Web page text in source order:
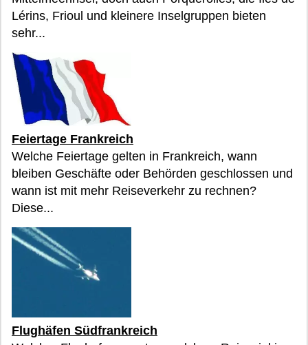
Lérins, Frioul und kleinere Inselgruppen bieten
sehr...
Feiertage Frankreich
Welche Feiertage gelten in Frankreich, wann
bleiben Geschäfte oder Behörden geschlossen und
wann ist mit mehr Reiseverkehr zu rechnen?
Diese...
Flughäfen Südfrankreich